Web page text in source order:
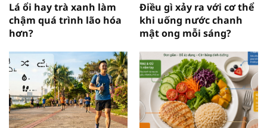
Lá ổi hay trà xanh làm
chậm quá trình lão hóa
hơn?
Điều gì xảy ra với cơ thể
khi uống nước chanh
mật ong mỗi sáng?